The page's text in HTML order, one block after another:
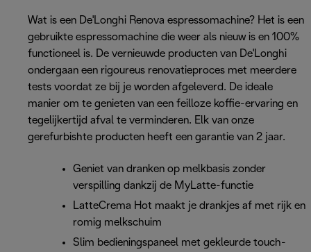
Wat is een De'Longhi Renova espressomachine? Het is een
gebruikte espressomachine die weer als nieuw is en 100%
functioneel is. De vernieuwde producten van De'Longhi
ondergaan een rigoureus renovatieproces met meerdere
tests voordat ze bij je worden afgeleverd. De ideale
manier om te genieten van een feilloze koffie-ervaring en
tegelijkertijd afval te verminderen. Elk van onze
gerefurbishte producten heeft een garantie van 2 jaar.
Geniet van dranken op melkbasis zonder
verspilling dankzij de MyLatte-functie
LatteCrema Hot maakt je drankjes af met rijk en
romig melkschuim
Slim bedieningspaneel met gekleurde touch-